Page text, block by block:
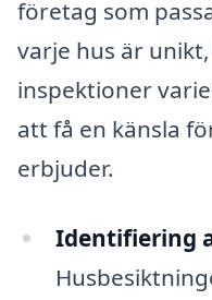
företag som
varje hus är
inspektioner
att få en känsla
erbjuder.
Identifiering